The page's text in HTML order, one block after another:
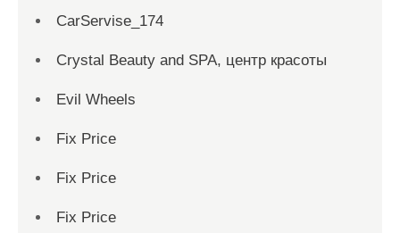
CarServise_174
Crystal Beauty and SPA, центр красоты
Evil Wheels
Fix Price
Fix Price
Fix Price